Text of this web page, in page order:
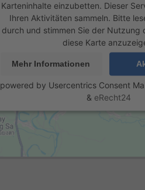
Karteninhalte einzubetten. Dieser
Ihren Aktivitäten sammeln. Bitte
durch und stimmen Sie der Nutzung
diese Karte
Mehr Informationen
powered by Usercentrics Consent
& eRecht24